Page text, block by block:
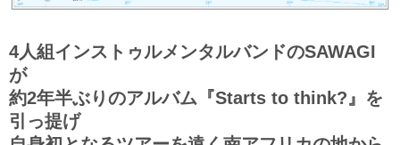
4人組インストゥルメンタルバンドのSAWAGI
が
約2年半ぶりのアルバム『Starts to think?』を
引っ提げ